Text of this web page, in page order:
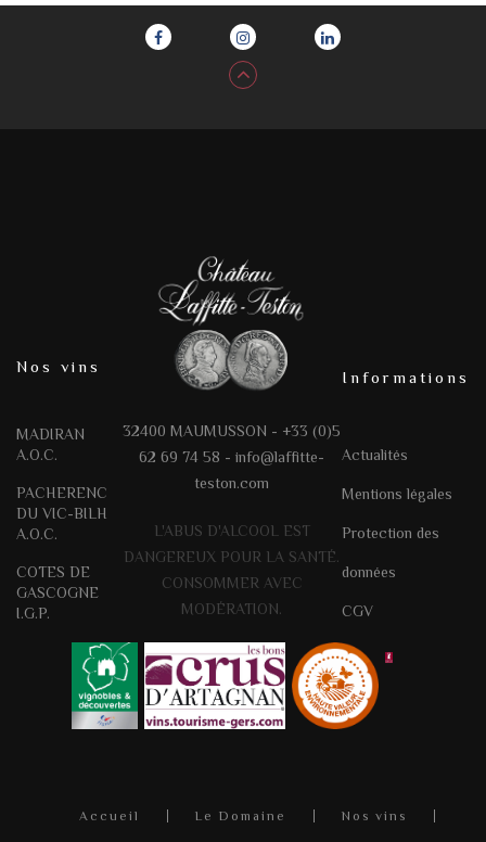
Nos vins
MADIRAN
A.O.C.
PACHERENC
DU VIC-BILH
A.O.C.
COTES DE
GASCOGNE
I.G.P.
32400 MAUMUSSON - +33 (0)5
62 69 74 58 -info@laffitte-
teston.com
L'ABUS D'ALCOOL EST
DANGEREUX POUR LA SANTÉ.
CONSOMMER AVEC
MODÉRATION.
Informations
Actualités
Mentions légales
Protection des
données
CGV
Accueil Le Domaine Nos vins